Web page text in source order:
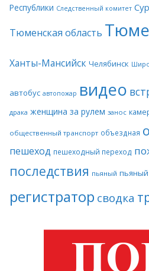
Республики Следственный комитет
Тюменская область
Ханты-Мансийск Челябинск
автобус автопожар видео
драка женщина за рулем занос
общественный транспорт объездная
пешеход пешеходный переход
последствия пьяный
регистратор сводка